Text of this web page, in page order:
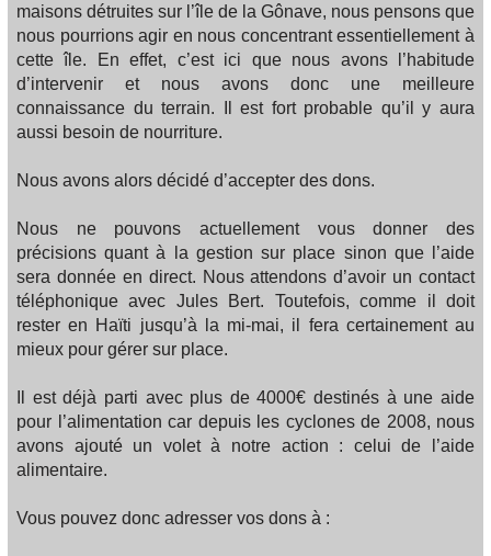
maisons détruites sur l’île de la Gônave, nous pensons que
nous pourrions agir en nous concentrant essentiellement à
cette île. En effet, c’est ici que nous avons l’habitude
d’intervenir et nous avons donc une meilleure
connaissance du terrain. Il est fort probable qu’il y aura
aussi besoin de nourriture.
Nous avons alors décidé d’accepter des dons.
Nous ne pouvons actuellement vous donner des
précisions quant à la gestion sur place sinon que l’aide
sera donnée en direct. Nous attendons d’avoir un contact
téléphonique avec Jules Bert. Toutefois, comme il doit
rester en Haïti jusqu’à la mi-mai, il fera certainement au
mieux pour gérer sur place.
Il est déjà parti avec plus de 4000€ destinés à une aide
pour l’alimentation car depuis les cyclones de 2008, nous
avons ajouté un volet à notre action : celui de l’aide
alimentaire.
Vous pouvez donc adresser vos dons à :